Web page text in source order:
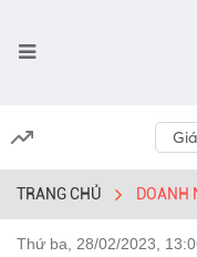
TRANG CHỦ DOANH
Thứ ba, 28/02/2023,